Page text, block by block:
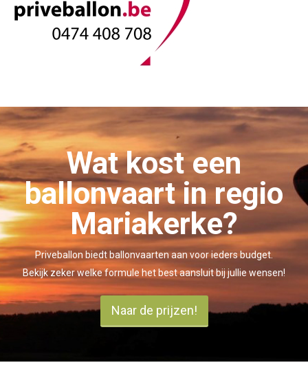
Wat kost een
ballonvaart in regio
Mariakerke?
Priveballon biedt ballonvaarten aan voor ieders budget.
Bekijk zeker welke formule het best aansluit bij jullie wensen!
Naar de prijzen!